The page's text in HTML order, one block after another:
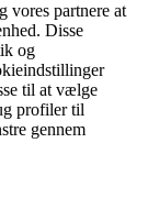
vores partnere at
Disse
og
til at vælge
profiler til
gennem